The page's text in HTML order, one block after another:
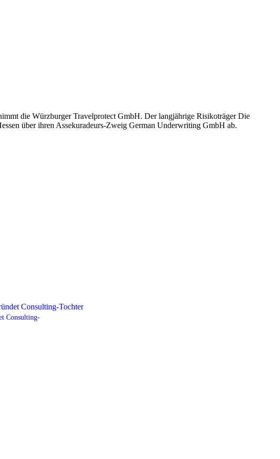
die Würzburger Travelprotect GmbH. Der langjährige Risikoträger Die
über ihren Assekuradeurs-Zweig German Underwriting GmbH ab.
Consulting-